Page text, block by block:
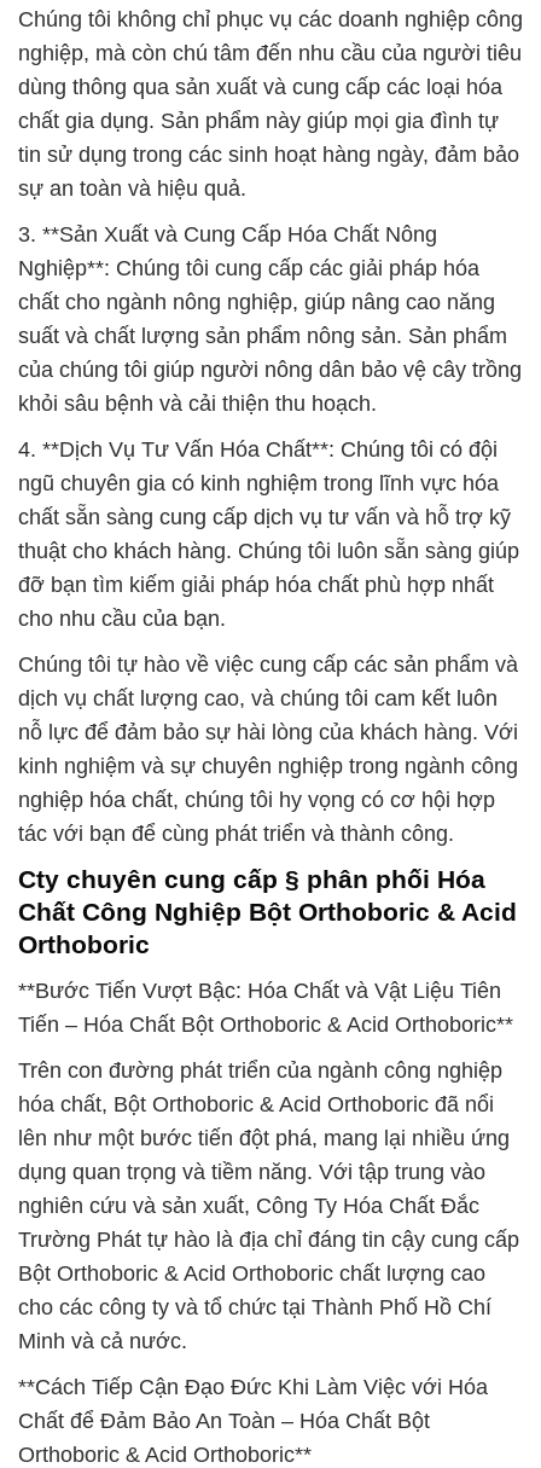
Chúng tôi không chỉ phục vụ các doanh nghiệp công
nghiệp, mà còn chú tâm đến nhu cầu của người tiêu
dùng thông qua sản xuất và cung cấp các loại hóa
chất gia dụng. Sản phẩm này giúp mọi gia đình tự
tin sử dụng trong các sinh hoạt hàng ngày, đảm bảo
sự an toàn và hiệu quả.
3. **Sản Xuất và Cung Cấp Hóa Chất Nông
Nghiệp**: Chúng tôi cung cấp các giải pháp hóa
chất cho ngành nông nghiệp, giúp nâng cao năng
suất và chất lượng sản phẩm nông sản. Sản phẩm
của chúng tôi giúp người nông dân bảo vệ cây trồng
khỏi sâu bệnh và cải thiện thu hoạch.
4. **Dịch Vụ Tư Vấn Hóa Chất**: Chúng tôi có đội
ngũ chuyên gia có kinh nghiệm trong lĩnh vực hóa
chất sẵn sàng cung cấp dịch vụ tư vấn và hỗ trợ kỹ
thuật cho khách hàng. Chúng tôi luôn sẵn sàng giúp
đỡ bạn tìm kiếm giải pháp hóa chất phù hợp nhất
cho nhu cầu của bạn.
Chúng tôi tự hào về việc cung cấp các sản phẩm và
dịch vụ chất lượng cao, và chúng tôi cam kết luôn
nỗ lực để đảm bảo sự hài lòng của khách hàng. Với
kinh nghiệm và sự chuyên nghiệp trong ngành công
nghiệp hóa chất, chúng tôi hy vọng có cơ hội hợp
tác với bạn để cùng phát triển và thành công.
Cty chuyên cung cấp § phân phối Hóa
Chất Công Nghiệp Bột Orthoboric & Acid
Orthoboric
**Bước Tiến Vượt Bậc: Hóa Chất và Vật Liệu Tiên
Tiến – Hóa Chất Bột Orthoboric & Acid Orthoboric**
Trên con đường phát triển của ngành công nghiệp
hóa chất, Bột Orthoboric & Acid Orthoboric đã nổi
lên như một bước tiến đột phá, mang lại nhiều ứng
dụng quan trọng và tiềm năng. Với tập trung vào
nghiên cứu và sản xuất, Công Ty Hóa Chất Đắc
Trường Phát tự hào là địa chỉ đáng tin cậy cung cấp
Bột Orthoboric & Acid Orthoboric chất lượng cao
cho các công ty và tổ chức tại Thành Phố Hồ Chí
Minh và cả nước.
**Cách Tiếp Cận Đạo Đức Khi Làm Việc với Hóa
Chất để Đảm Bảo An Toàn – Hóa Chất Bột
Orthoboric & Acid Orthoboric**